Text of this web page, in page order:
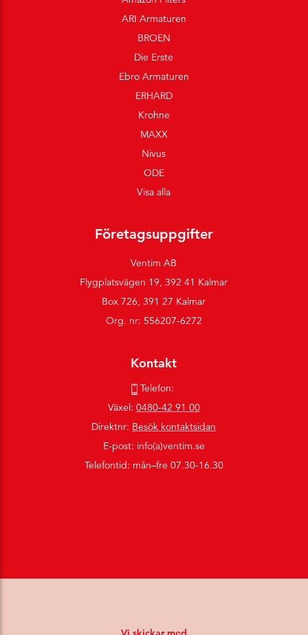
ARI Armaturen
BROEN
Die Erste
Ebro Armaturen
ERHARD
Krohne
MAXX
Nivus
ODE
Visa alla
Företagsuppgifter
Ventim AB
Flygplatsvägen 19, 392 41 Kalmar
Box 726, 391 27 Kalmar
Org. nr: 556207-6272
Kontakt
Telefon:
Växel: 0480-42 91 00
Direktnr: Besök kontaktsidan
E-post: info(a)ventim.se
Telefontid: mån–fre 07.30-16.30